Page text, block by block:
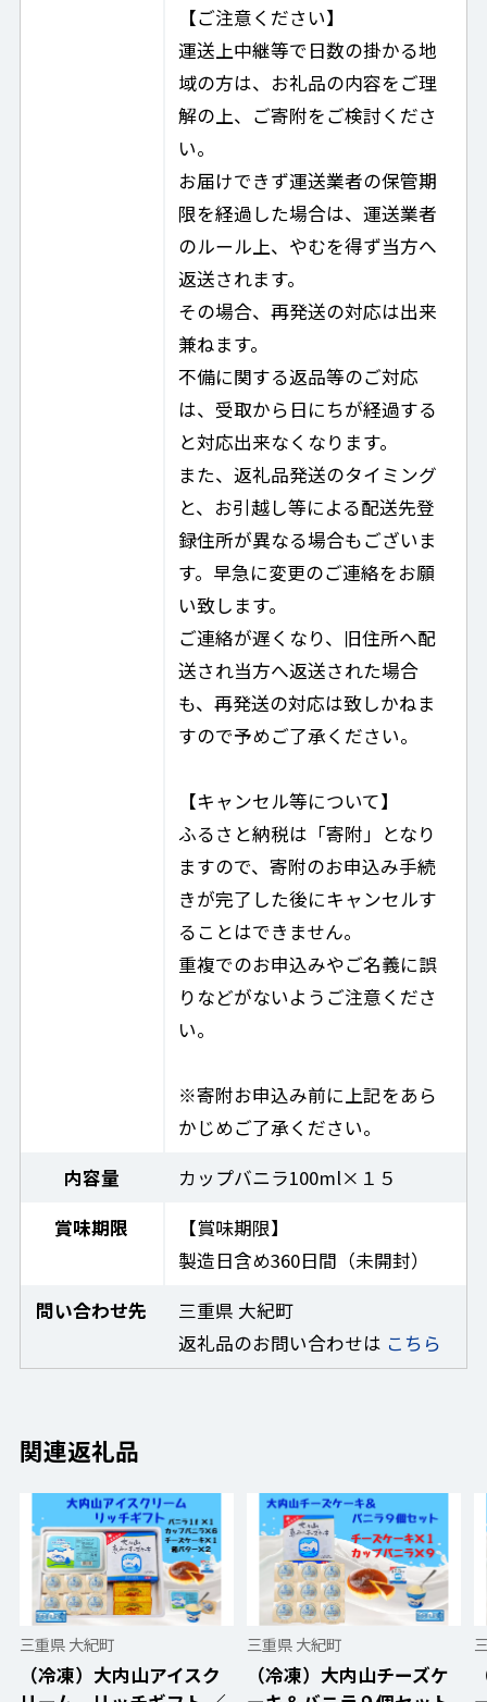
【ご注意ください】
運送上中継等で日数の掛かる地
域の方は、お礼品の内容をご理
解の上、ご寄附をご検討くださ
い。
お届けできず運送業者の保管期
限を経過した場合は、運送業者
のルール上、やむを得ず当方へ
返送されます。
その場合、再発送の対応は出来
兼ねます。
不備に関する返品等のご対応
は、受取から日にちが経過する
と対応出来なくなります。
また、返礼品発送のタイミング
と、お引越し等による配送先登
録住所が異なる場合もございま
す。早急に変更のご連絡をお願
い致します。
ご連絡が遅くなり、旧住所へ配
送され当方へ返送された場合
も、再発送の対応は致しかねま
すので予めご了承ください。
【キャンセル等について】
ふるさと納税は「寄附」となり
ますので、寄附のお申込み手続
きが完了した後にキャンセルす
ることはできません。
重複でのお申込みやご名義に誤
りなどがないようご注意くださ
い。
※寄附お申込み前に上記をあら
かじめご了承ください。
内容量
カップバニラ100ml×１５
賞味期限
【賞味期限】
製造日含め360日間（未開封）
問い合わせ先
三重県 大紀町
返礼品のお問い合わせは こちら
関連返礼品
三重県 大紀町
（冷凍）大内山アイスク
三重県 大紀町
（冷凍）大内山チーズケ